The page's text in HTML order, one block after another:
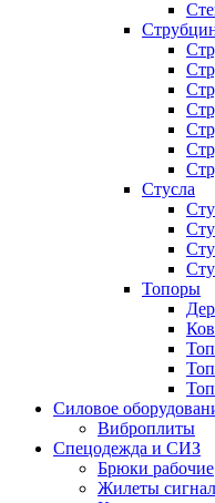
Стусла
Топоры
Силовое
Виброплиты
Спецодежда и СИЗ
Брюки рабочие
Жилеты